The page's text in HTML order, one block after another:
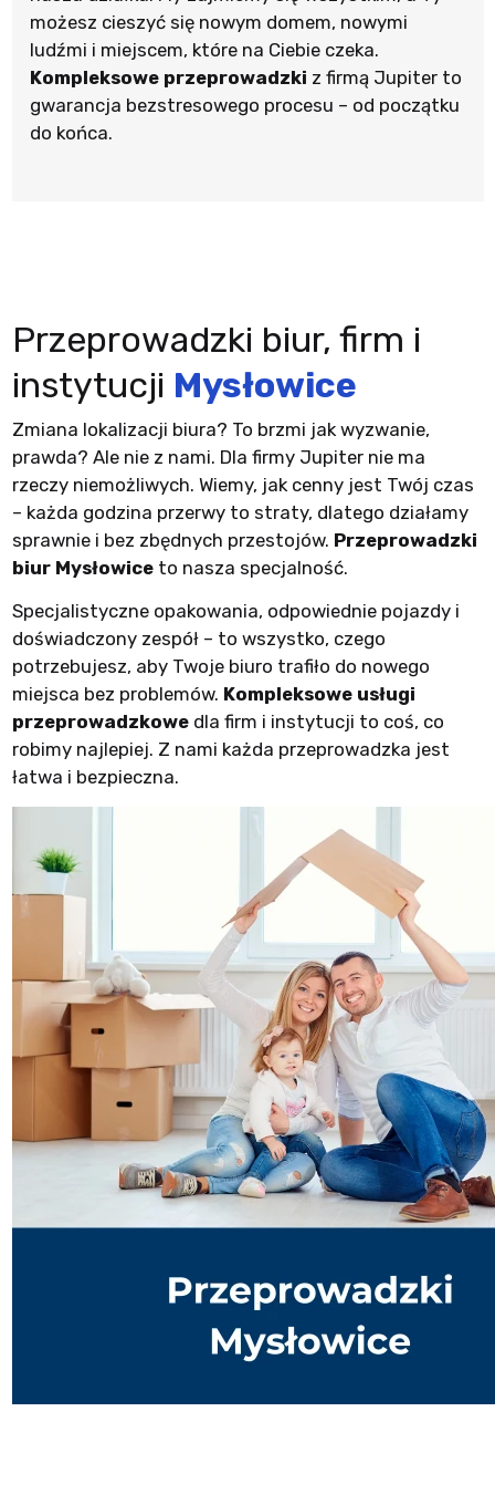
możesz cieszyć się nowym domem, nowymi
ludźmi i miejscem, które na Ciebie czeka.
Kompleksowe przeprowadzki z firmą Jupiter to
gwarancja bezstresowego procesu – od początku
do końca.
Przeprowadzki biur, firm i
instytucji Mysłowice
Zmiana lokalizacji biura? To brzmi jak wyzwanie,
prawda? Ale nie z nami. Dla firmy Jupiter nie ma
rzeczy niemożliwych. Wiemy, jak cenny jest Twój czas
– każda godzina przerwy to straty, dlatego działamy
sprawnie i bez zbędnych przestojów. Przeprowadzki
biur Mysłowiceto nasza specjalność.
Specjalistyczne opakowania, odpowiednie pojazdy i
doświadczony zespół – to wszystko, czego
potrzebujesz, aby Twoje biuro trafiło do nowego
miejsca bez problemów. Kompleksowe usługi
przeprowadzkowedla firm i instytucji to coś, co
robimy najlepiej. Z nami każda przeprowadzka jest
łatwa i bezpieczna.